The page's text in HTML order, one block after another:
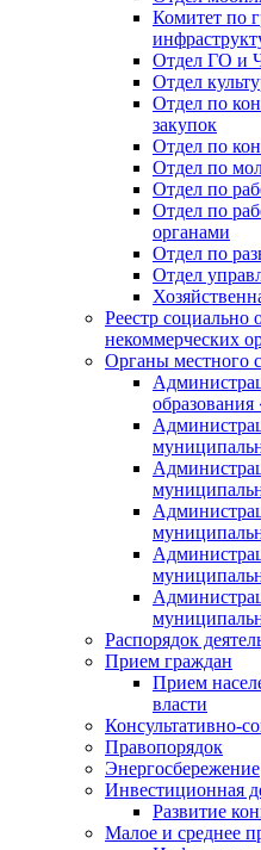
Комитет по
Отдел ГО и
Отдел
Отдел по
закупок
Отдел по
Отдел по
Отдел по
Отдел по
органами
Отдел по
Отдел
Реестр социально
некоммерческих
Органы местного
Распорядок
Прием граждан
Прием
власти
Консультативно-
Правопорядок
Энергосбережение
Инвестиционная
Развитие
Малое и среднее